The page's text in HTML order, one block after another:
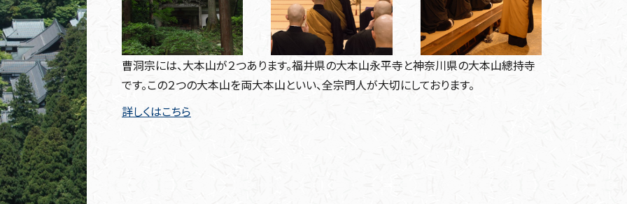
曹洞宗には、大本山が２つあります。福井県の大本山永平寺と神奈川県の大本山總持寺
です。この２つの大本山を両大本山といい、全宗門人が大切にしております。
詳しくはこちら